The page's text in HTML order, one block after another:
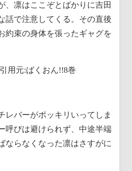
、凛はここぞとばかりに吉田
話で注意してくる。その直後
約束の身体を張ったギャグを
用元:ばくおん!!8巻
レバーがポッキリいってしま
呼びは避けられず、中途半端
ならなくなった凛はさすがに